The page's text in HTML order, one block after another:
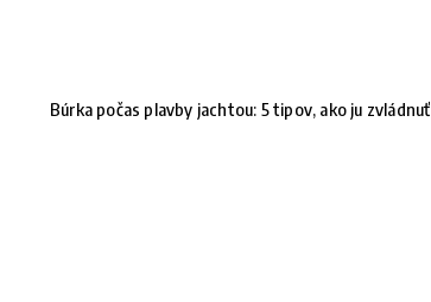
Búrka počas plavby jachtou: 5 tipov, ako ju zvládnuť